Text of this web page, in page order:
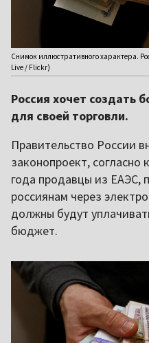
Снимок иллюстративного характера.
Live / Flickr)
Россия хочет создать
для своей торговли.
Правительство России
законопроект,
года продавцы из ЕАЭС,
россиянам через
должны будут
бюджет.